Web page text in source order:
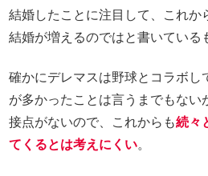
結婚したことに注目して、これか
結婚が増えるのではと書いている
確かにデレマスは野球とコラボし
が多かったことは言うまでもない
接点がないので、これからも続々
てくるとは考えにくい。